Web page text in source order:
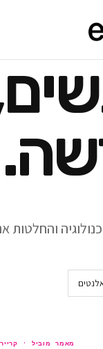
והחלטות
מאמר מוביל ·